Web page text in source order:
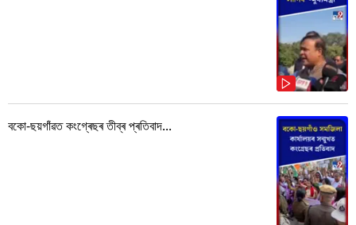
বকো-ছয়গাঁৱত কংগ্ৰেছৰ তীব্ৰ প্ৰতিবাদ...